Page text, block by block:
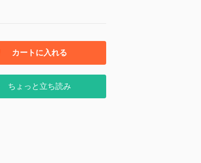
カートに入れる
ちょっと立ち読み